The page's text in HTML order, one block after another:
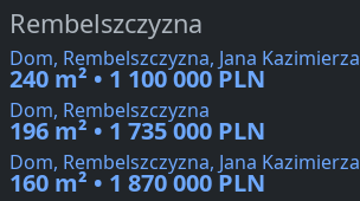
Rembelszczyzna
Dom, Rembelszczyzna, Jana Kazimierza
240 m² • 1 100 000 PLN
Dom, Rembelszczyzna
196 m² • 1 735 000 PLN
Dom, Rembelszczyzna, Jana Kazimierza
160 m² • 1 870 000 PLN